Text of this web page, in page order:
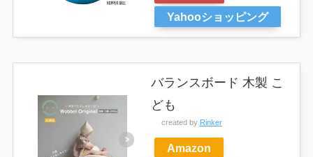
Yahooショッピング
バランスボード 木製 こ
ども
created by Rinker
Amazon